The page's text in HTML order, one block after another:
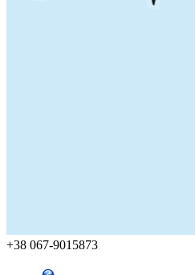
+38 067-9015873